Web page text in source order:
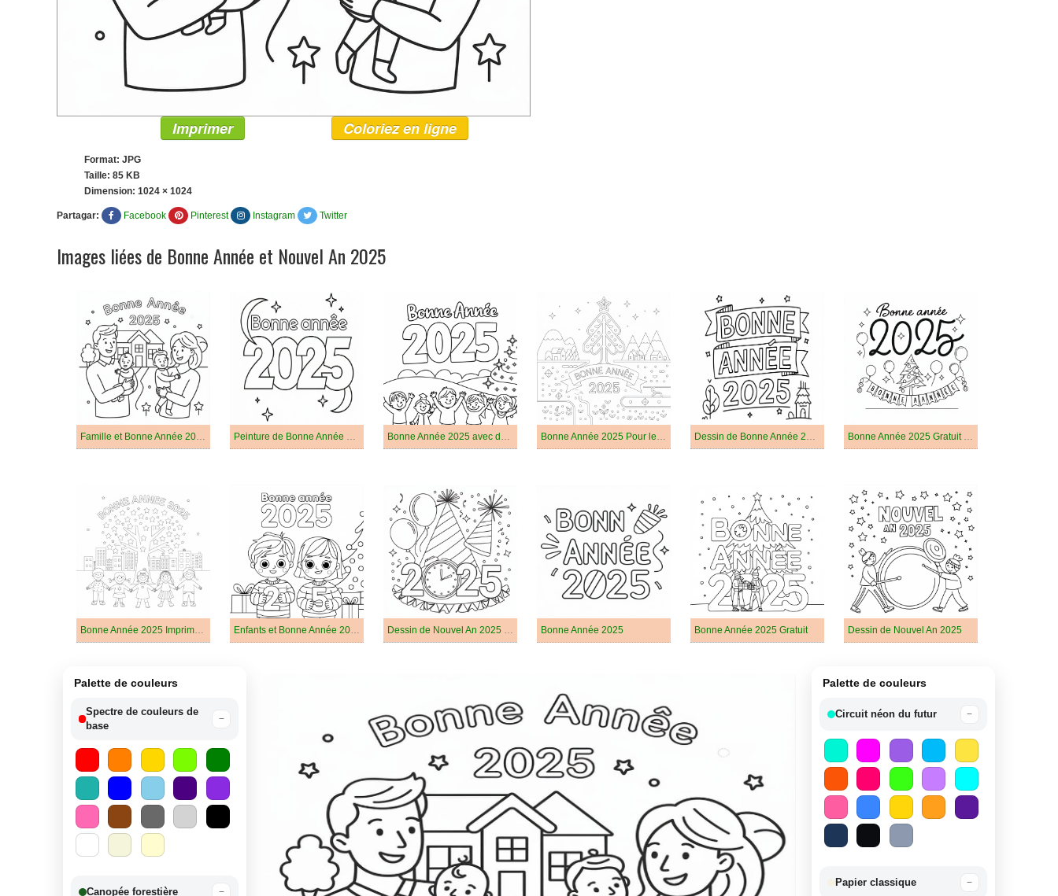
Imprimer Coloriez en ligne
Format: JPG
Taille: 85 KB
Dimension: 1024 × 1024
Partagar: Facebook Pinterest Instagram Twitter
Images liées de Bonne Année et Nouvel An 2025
Famille et Bonne Année 2025 Peinture de Bonne Année 2025 Bonne Année 2025 avec des Enfants Bonne Année 2025 Pour les Enfants Dessin de Bonne Année 2025 Bonne Année 2025 Gratuit Pour les Enfants
Bonne Année 2025 Imprimable Enfants et Bonne Année 2025 Dessin de Nouvel An 2025 Gratuit Bonne Année 2025 Bonne Année 2025 Gratuit Dessin de Nouvel An 2025
Palette de couleurs
Spectre de couleurs de
base
−
Canopée forestière −
Palette de couleurs
Circuit néon du futur −
Papier classique −